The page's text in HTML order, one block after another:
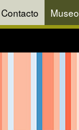
Contacto Museo